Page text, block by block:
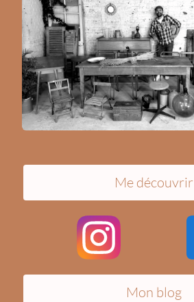
Me découvrir
Mon blog